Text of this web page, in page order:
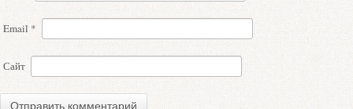
Email *
Сайт